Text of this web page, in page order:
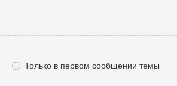
Только в первом сообщении темы